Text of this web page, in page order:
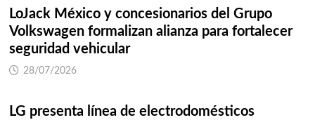
LoJack México y concesionarios del Grupo
Volkswagen formalizan alianza para fortalecer
seguridad vehicular
28/07/2026
LG presenta línea de electrodomésticos